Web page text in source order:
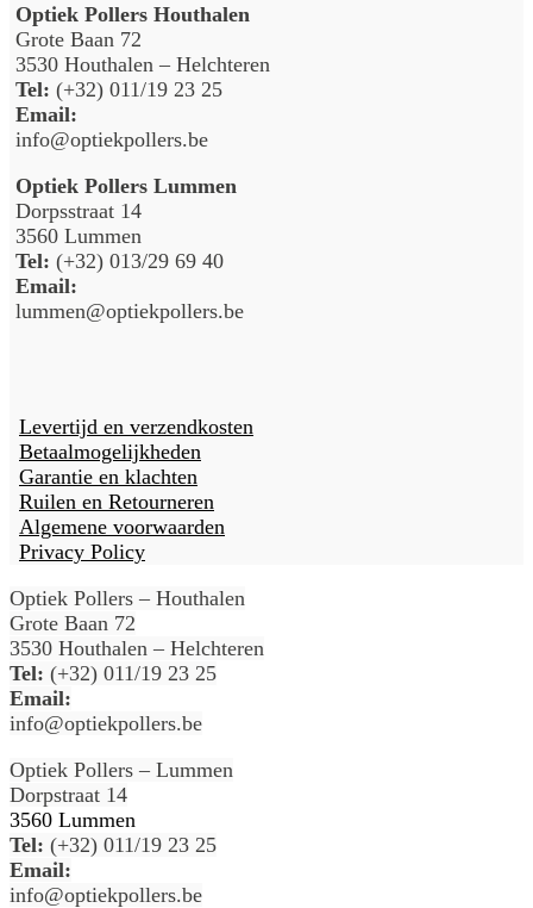
Optiek Pollers Houthalen
Grote Baan 72
3530 Houthalen – Helchteren
Tel: (+32) 011/19 23 25
Email:
info@optiekpollers.be
Optiek Pollers Lummen
Dorpsstraat 14
3560 Lummen
Tel: (+32) 013/29 69 40
Email:
lummen@optiekpollers.be
Levertijd en verzendkosten
Betaalmogelijkheden
Garantie en klachten
Ruilen en Retourneren
Algemene voorwaarden
Privacy Policy
Optiek Pollers – Houthalen
Grote Baan 72
3530 Houthalen – Helchteren
Tel: (+32) 011/19 23 25
Email:
info@optiekpollers.be
Optiek Pollers – Lummen
Dorpstraat 14
3560 Lummen
Tel: (+32) 011/19 23 25
Email:
info@optiekpollers.be